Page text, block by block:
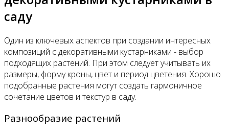
саду
Один из ключевых аспектов при создании интересных
композиций с декоративными кустарниками - выбор
подходящих растений. При этом следует учитывать их
размеры, форму кроны, цвет и период цветения. Хорошо
подобранные растения могут создать гармоничное
сочетание цветов и текстур в саду.
Разнообразие растений